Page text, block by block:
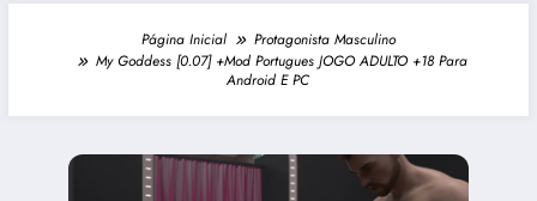
Página Inicial
Protagonista Masculino
My Goddess [0.07] +Mod Portugues JOGO ADULTO +18 Para
Android E PC